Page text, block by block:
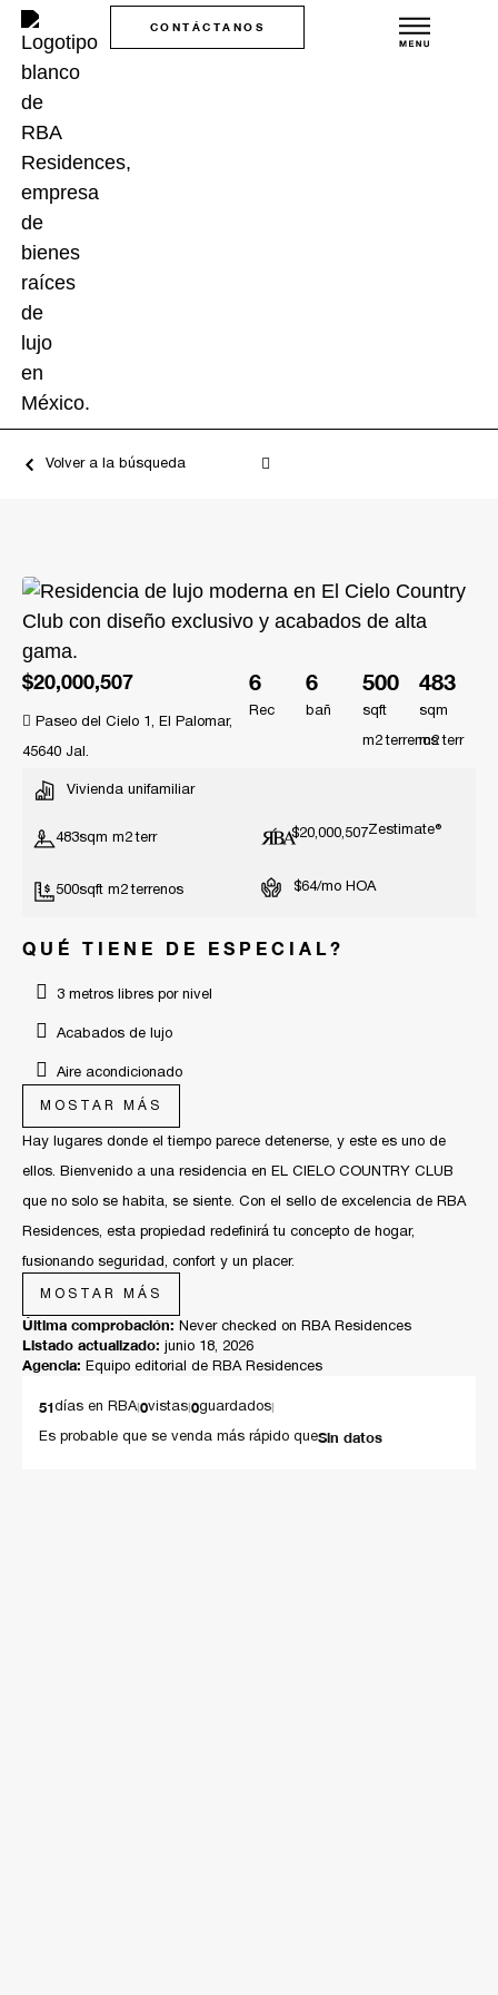
CONTÁCTANOS
Volver a la búsqueda
$20,000,507
Paseo del Cielo 1, El Palomar,
45640 Jal.
Rec
6
bañ
6
sqft
m2
500
sqm
m2
483
Vivienda unifamiliar
sqm m2
483 $20,000,507Zestimate®
sqft m2
500 $64/mo HOA
QUÉ TIENE DE ESPECIAL?
3 metros libres por nivel
Acabados de lujo
Aire acondicionado
Casa inteligente
Cocina de lujo
Diseño de autor exclusivo
Diseño de lujo
Materiales premium
MOSTAR MÁS
Hay lugares donde el tiempo parece detenerse, y este es uno de
ellos. Bienvenido a una residencia en EL CIELO COUNTRY CLUB
que no solo se habita, se siente. Con el sello de excelencia de RBA
Residences, esta propiedad redefinirá tu concepto de hogar,
fusionando seguridad, confort y un placer.
baja se despliega en una majestuosa área libre, sin columnas ni
muros que interrumpan la vista, permitiendo que la luz natural bañe
cada rincón. Con una altura monumental de 3.20 metros, el espacio
respira, otorgándote una sensación de libertad inigualable.
MOSTAR MÁS
Última comprobación: Never checked on RBA Residences
Listado actualizado: junio 18, 2026
Agencia: Equipo editorial de RBA Residences
51días en RBA|0vistas|0guardados|
Es probable que se venda más rápido queSin datos